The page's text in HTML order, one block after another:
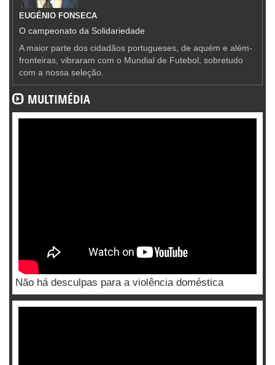
EUGÉNIO FONSECA
O campeonato da Solidariedade
A maior parte dos cidadãos portugueses, de aquém e além-
fronteiras, vibraram com o Mundial de Futebol, sobretudo
com a nossa seleção.
MULTIMÉDIA
Não há desculpas para a violência doméstica